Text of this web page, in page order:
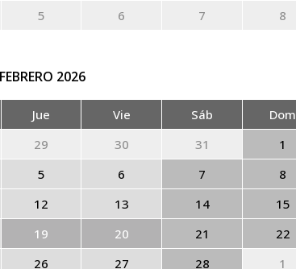
5 6 7 8
FEBRERO 2026
Jue Vie Sáb
Dom
29 30 31
1
5 6 7
8
12 13 14
15
19 20 21
22
26 27 28
1